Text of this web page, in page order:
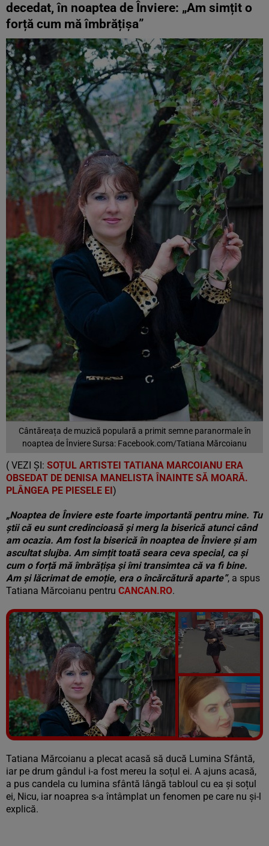
decedat, în noaptea de Înviere: „Am simțit o
forță cum mă îmbrățișa”
Cântăreața de muzică populară a primit semne paranormale în
noaptea de Înviere Sursa: Facebook.com/Tatiana Mărcoianu
( VEZI ȘI: SOȚUL ARTISTEI TATIANA MARCOIANU ERA
OBSEDAT DE DENISA MANELISTA ÎNAINTE SĂ MOARĂ.
PLÂNGEA PE PIESELE EI)
„Noaptea de Înviere este foarte importantă pentru mine. Tu
știi că eu sunt credincioasă și merg la biserică atunci când
am ocazia. Am fost la biserică în noaptea de Înviere și am
ascultat slujba. Am simțit toată seara ceva special, ca și
cum o forță mă îmbrățișa și îmi transimtea că va fi bine.
Am și lăcrimat de emoție, era o încărcătură aparte”, a spus
Tatiana Mărcoianu pentru CANCAN.RO.
Vezi galeria foto
6 poze
Tatiana Mărcoianu a plecat acasă să ducă Lumina Sfântă,
iar pe drum gândul i-a fost mereu la soțul ei. A ajuns acasă,
a pus candela cu lumina sfântă lângă tabloul cu ea și soțul
ei, Nicu, iar noaprea s-a întâmplat un fenomen pe care nu și-l
explică.